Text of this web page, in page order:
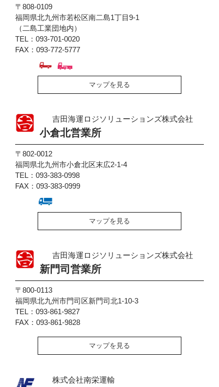
〒808-0109
福岡県北九州市若松区南二島1丁目9-1
（二島工業団地内）
TEL：093-701-0020
FAX：093-772-5777
マップを見る
吉田海運ロジソリューションズ株式会社
小倉北営業所
〒802-0012
福岡県北九州市小倉北区末広2-1-4
TEL：093-383-0998
FAX：093-383-0999
マップを見る
吉田海運ロジソリューションズ株式会社
新門司営業所
〒800-0113
福岡県北九州市門司区新門司北1-10-3
TEL：093-861-9827
FAX：093-861-9828
マップを見る
株式会社南栄運輸